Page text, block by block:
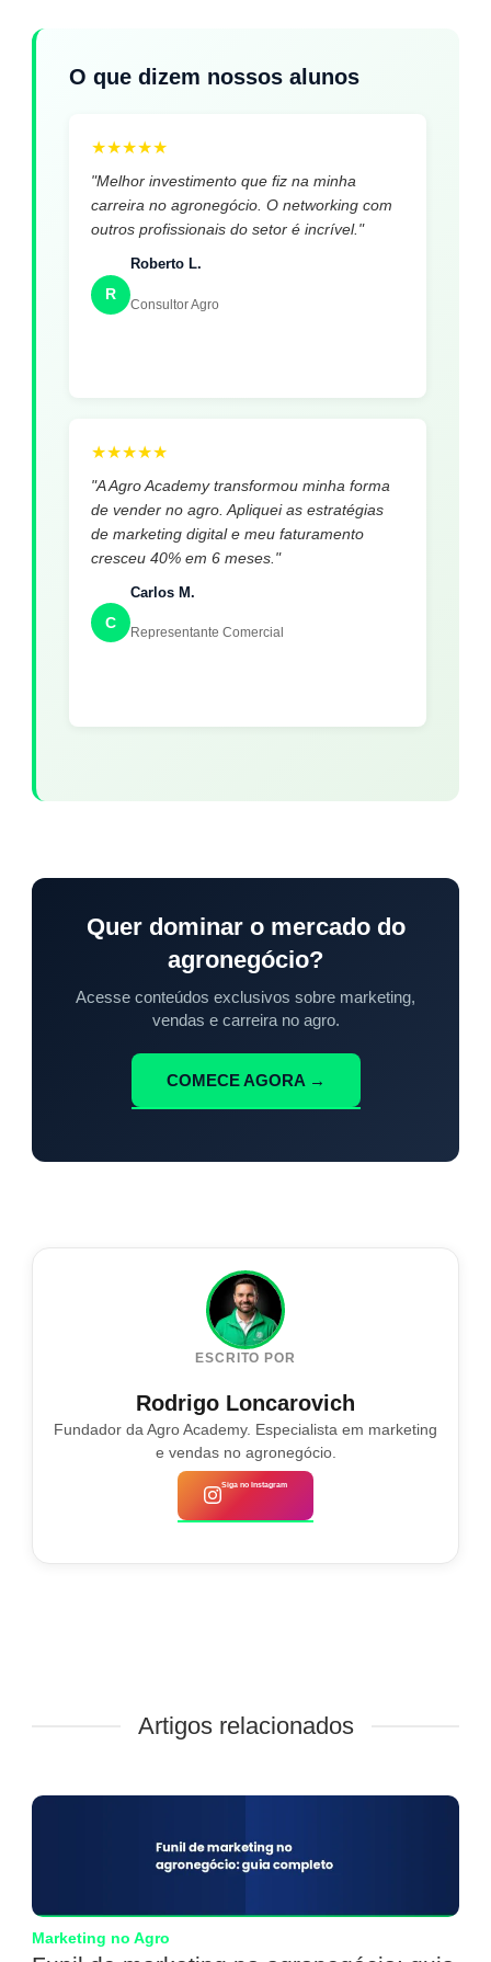
O que dizem nossos alunos
★★★★★
"Melhor investimento que fiz na minha
carreira no agronegócio. O networking com
outros profissionais do setor é incrível."
R
Roberto L.
Consultor Agro
★★★★★
"A Agro Academy transformou minha forma
de vender no agro. Apliquei as estratégias
de marketing digital e meu faturamento
cresceu 40% em 6 meses."
C
Carlos M.
Representante Comercial
Quer dominar o mercado do
agronegócio?
Acesse conteúdos exclusivos sobre marketing,
vendas e carreira no agro.
COMECE AGORA →
ESCRITO POR
Rodrigo Loncarovich
Fundador da Agro Academy. Especialista em marketing
e vendas no agronegócio.
Siga no Instagram
Artigos relacionados
Marketing no Agro